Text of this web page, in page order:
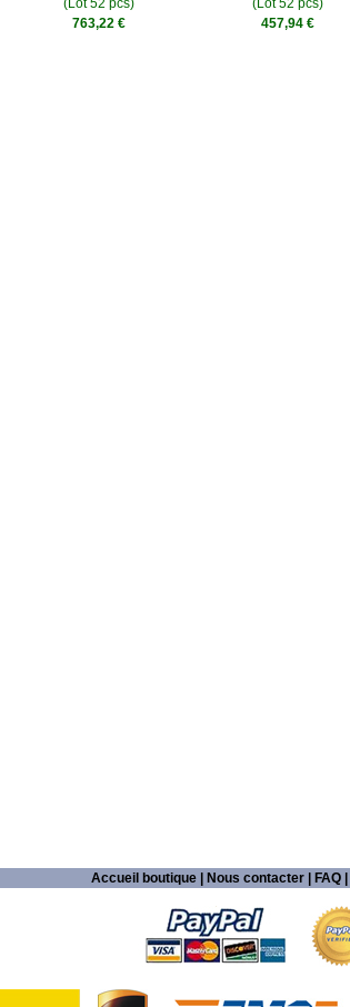
763,22 €
457,94 €
Accueil boutique | Nous contacter | FAQ |